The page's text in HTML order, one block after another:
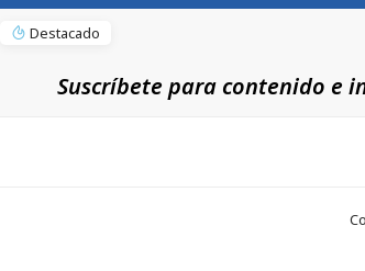
Destacado
Suscríbete para contenido e